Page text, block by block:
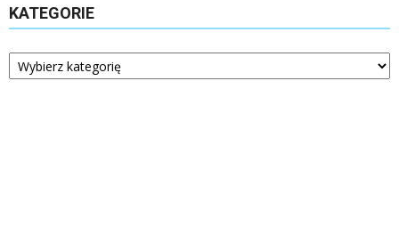
KATEGORIE
Kategorie